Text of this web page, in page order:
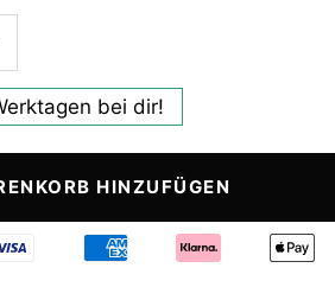
bei dir!
HINZUFÜGEN